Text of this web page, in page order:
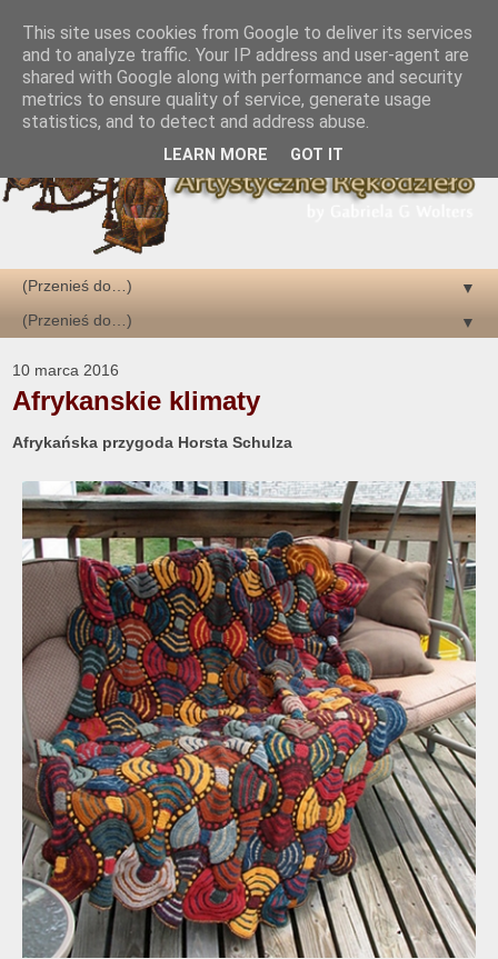
▼
▼
10 marca 2016
Afrykanskie klimaty
Afrykańska przygoda Horsta Schulza
This site uses cookies from Google to deliver its services
and to analyze traffic. Your IP address and user-agent are
shared with Google along with performance and security
metrics to ensure quality of service, generate usage
statistics, and to detect and address abuse.
LEARN MORE GOT IT